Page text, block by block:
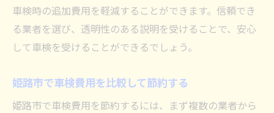
車検時の追加費用を軽減することができます。信頼でき
る業者を選び、透明性のある説明を受けることで、安心
して車検を受けることができるでしょう。
姫路市で車検費用を比較して節約する
姫路市で車検費用を節約するには、まず複数の業者から